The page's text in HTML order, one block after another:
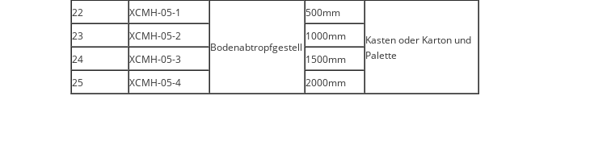
22
XCMH-05-1
Bodenabtropfgestell
500mm
Kasten oder Karton und
Palette
23 XCMH-05-2
1000mm
24
XCMH-05-3
1500mm
25
XCMH-05-4 2000mm